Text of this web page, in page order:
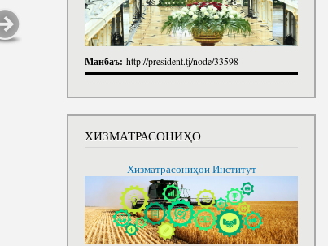
Манбаъ: http://president.tj/node/33598
ХИЗМАТРАСОНИҲО
Хизматрасониҳои Институт